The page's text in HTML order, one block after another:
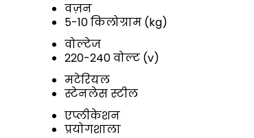
वज़न
5-10 किलोग्राम (kg)
वोल्टेज
220-240 वोल्ट (v)
मटेरियल
स्टेनलेस स्टील
एप्लीकेशन
प्रयोगशाला